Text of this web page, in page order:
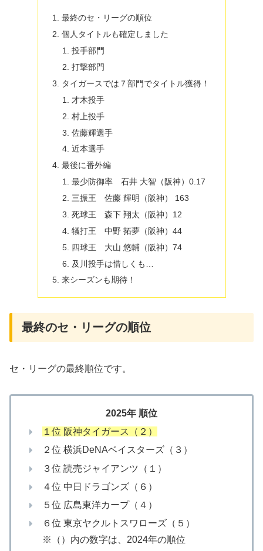
最終のセ・リーグの順位
個人タイトルも確定しました
投手部門
打撃部門
タイガースでは７部門でタイトル獲得！
才木投手
村上投手
佐藤輝選手
近本選手
最後に番外編
最少防御率 石井 大智（阪神）0.17
三振王 佐藤 輝明（阪神） 163
死球王 森下 翔太（阪神）12
犠打王 中野 拓夢（阪神）44
四球王 大山 悠輔（阪神）74
及川投手は惜しくも…
来シーズンも期待！
最終のセ・リーグの順位
セ・リーグの最終順位です。
2025年 順位
１位 阪神タイガース（２）
２位 横浜DeNAベイスターズ（３）
３位 読売ジャイアンツ（１）
４位 中日ドラゴンズ（６）
５位 広島東洋カープ（４）
６位 東京ヤクルトスワローズ（５）
※（）内の数字は、2024年の順位